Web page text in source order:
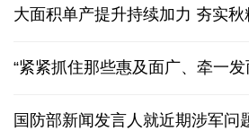
大面积单产提升持续加力 夯实秋
“紧紧抓住那些惠及面广、牵一
国防部新闻发言人就近期涉军问